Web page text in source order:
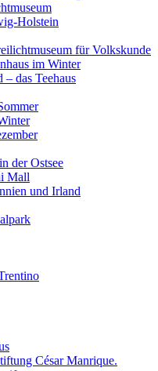
Holstein
für Volkskunde
im Winter
das Teehaus
der Ostsee
Mall
und Irland
César Manrique.